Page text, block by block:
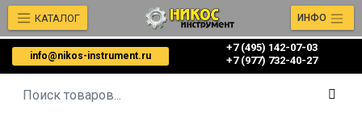
info@nikos-instrument.ru
+7 (495) 142-07-03
‎‎+7 (977) 732-40-27
КАТАЛОГ ИНФО